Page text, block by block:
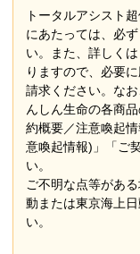
トータルアシスト
にあたっては、必
い。また、詳しく
りますので、必要
請求ください。な
んしん生命の各商
約概要／注意喚起
意喚起情報)」「ご
い。
ご不明な点等があ
動または東京海上
い。